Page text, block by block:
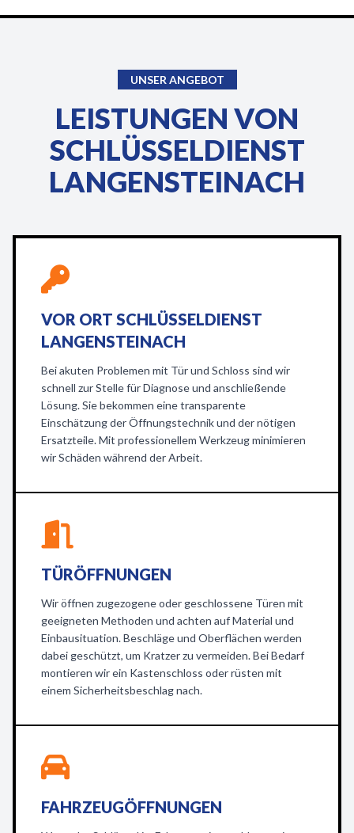
UNSER ANGEBOT
LEISTUNGEN VON
SCHLÜSSELDIENST
LANGENSTEINACH
VOR ORT SCHLÜSSELDIENST
LANGENSTEINACH
Bei akuten Problemen mit Tür und Schloss sind wir
schnell zur Stelle für Diagnose und anschließende
Lösung. Sie bekommen eine transparente
Einschätzung der Öffnungstechnik und der nötigen
Ersatzteile. Mit professionellem Werkzeug minimieren
wir Schäden während der Arbeit.
TÜRÖFFNUNGEN
Wir öffnen zugezogene oder geschlossene Türen mit
geeigneten Methoden und achten auf Material und
Einbausituation. Beschläge und Oberflächen werden
dabei geschützt, um Kratzer zu vermeiden. Bei Bedarf
montieren wir ein Kastenschloss oder rüsten mit
einem Sicherheitsbeschlag nach.
FAHRZEUGÖFFNUNGEN